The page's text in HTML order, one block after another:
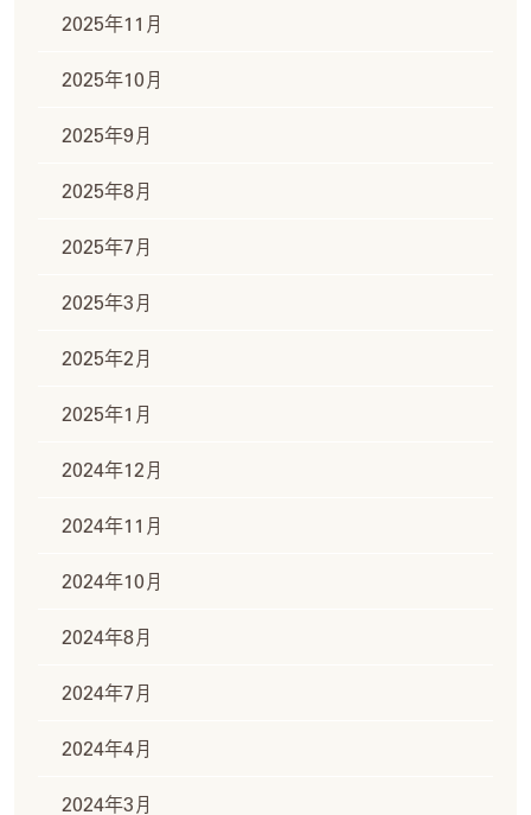
2025年11月
2025年10月
2025年9月
2025年8月
2025年7月
2025年3月
2025年2月
2025年1月
2024年12月
2024年11月
2024年10月
2024年8月
2024年7月
2024年4月
2024年3月